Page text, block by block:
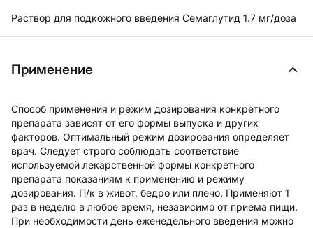
Раствор для подкожного введения Семаглутид 1.7 мг/доза
Применение
Способ применения и режим дозирования конкретного
препарата зависят от его формы выпуска и других
факторов. Оптимальный режим дозирования определяет
врач. Следует строго соблюдать соответствие
используемой лекарственной формы конкретного
препарата показаниям к применению и режиму
дозирования. П/к в живот, бедро или плечо. Применяют 1
раз в неделю в любое время, независимо от приема пищи.
При необходимости день еженедельного введения можно